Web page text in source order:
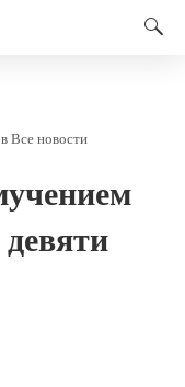
в Все новости